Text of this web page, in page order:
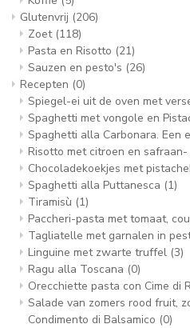
Glutenvrij (206)
Zoet (118)
Pasta en Risotto (21)
Sauzen en pesto's (26)
Recepten (0)
Spiegel-ei uit de oven met
Spaghetti met vongole en
Spaghetti alla Carbonara. Een
Risotto met citroen en
Chocoladekoekjes met
Spaghetti alla Puttanesca (1)
Tiramisù (1)
Paccheri-pasta met tomaat,
Tagliatelle met garnalen in
Linguine met zwarte truffel (3)
Ragu alla Toscana (0)
Orecchiette pasta con Cime di
Salade van zomers rood fruit,
Condimento di Balsamico (0)